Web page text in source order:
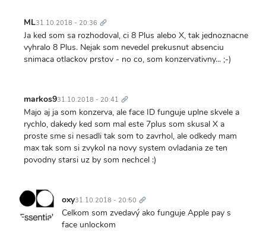
ML31.10.2018 - 20:36 odkaz
Ja ked som sa rozhodoval, ci 8 Plus alebo X, tak jednoznacne
vyhralo 8 Plus. Nejak som nevedel prekusnut absenciu
snimaca otlackov prstov - no co, som konzervativny... ;-)
markos931.10.2018 - 20:41 odkaz
Majo aj ja som konzerva, ale face ID funguje uplne skvele a
rychlo, dakedy ked som mal este 7plus som skusal X a
proste sme si nesadli tak som to zavrhol, ale odkedy mam
max tak som si zvykol na novy system ovladania ze ten
povodny starsi uz by som nechcel :)
oxy31.10.2018 - 20:50 odkaz
Celkom som zvedavý ako funguje Apple pay s
face unlockom